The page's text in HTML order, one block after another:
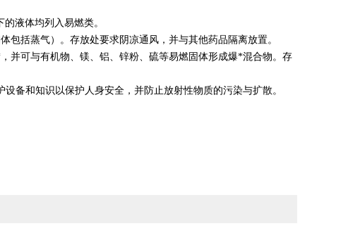
液体均列入易燃类。
括蒸气）。存放处要求阴凉通风，并与其他药品隔离放置。
并可与有机物、镁、铝、锌粉、硫等易燃固体形成爆*混合物。存
备和知识以保护人身安全，并防止放射性物质的污染与扩散。